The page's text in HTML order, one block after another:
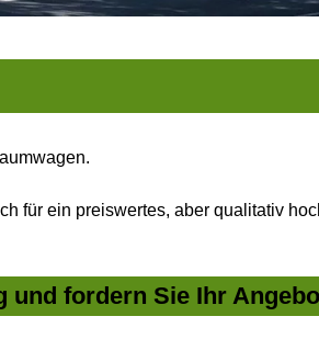
für ein preiswertes, aber qualitativ
und fordern Sie Ihr